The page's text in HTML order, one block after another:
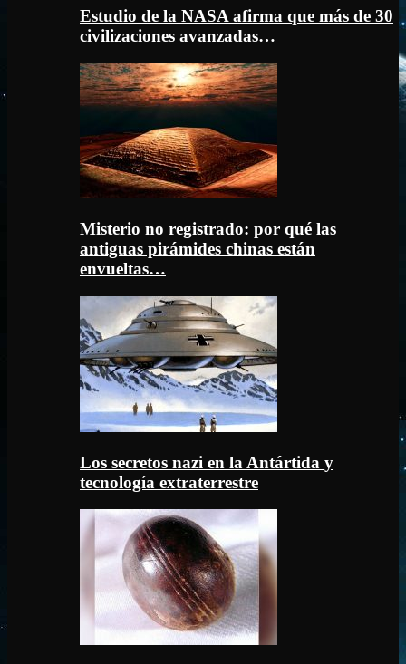
Estudio de la NASA afirma que más de 30
civilizaciones avanzadas…
Misterio no registrado: por qué las
antiguas pirámides chinas están
envueltas…
Los secretos nazi en la Antártida y
tecnología extraterrestre